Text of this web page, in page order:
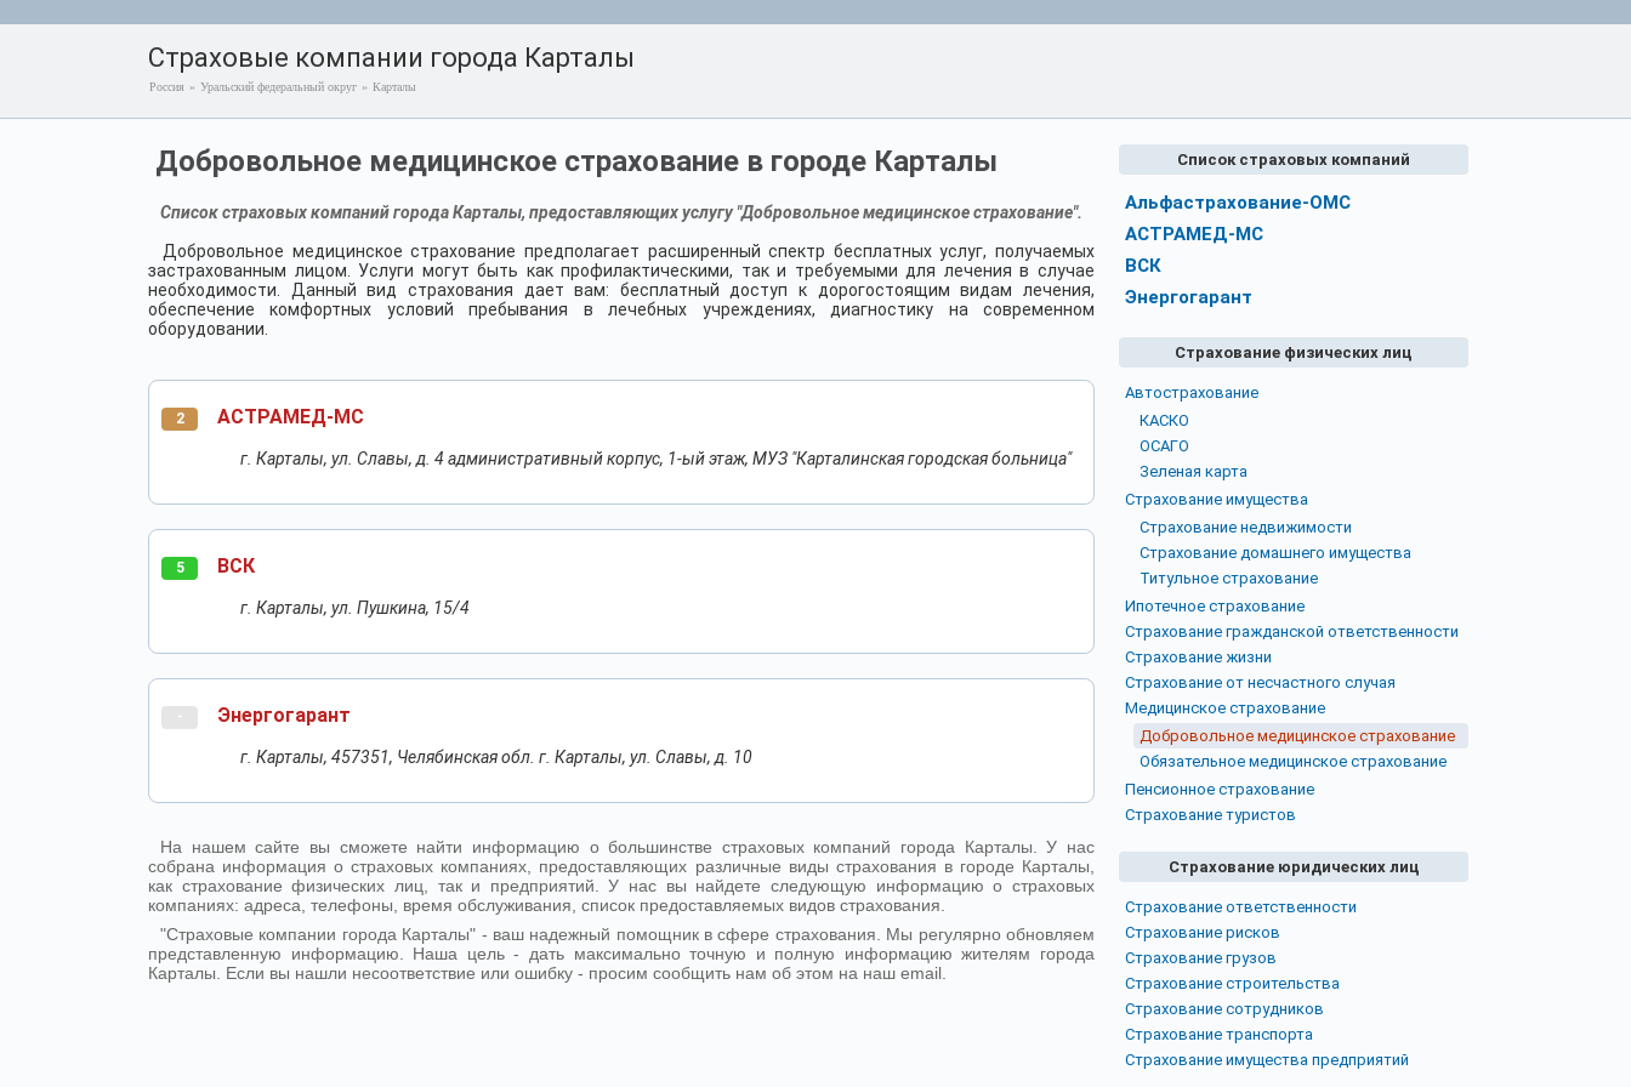
Страховые компании города Карталы
Россия » Уральский федеральный округ » Карталы
Добровольное медицинское страхование в городе Карталы
Список страховых компаний города Карталы, предоставляющих услугу "Добровольное медицинское страхование".
Добровольное медицинское страхование предполагает расширенный спектр бесплатных услуг, получаемых
застрахованным лицом. Услуги могут быть как профилактическими, так и требуемыми для лечения в случае
необходимости. Данный вид страхования дает вам: бесплатный доступ к дорогостоящим видам лечения,
обеспечение комфортных условий пребывания в лечебных учреждениях, диагностику на современном
оборудовании.
2 АСТРАМЕД-МС
г. Карталы, ул. Славы, д. 4 административный корпус, 1-ый этаж, МУЗ "Карталинская городская больница"
5 ВСК
г. Карталы, ул. Пушкина, 15/4
- Энергогарант
г. Карталы, 457351, Челябинская обл. г. Карталы, ул. Славы, д. 10
На нашем сайте вы сможете найти информацию о большинстве страховых компаний города Карталы. У нас
собрана информация о страховых компаниях, предоставляющих различные виды страхования в городе Карталы,
как страхование физических лиц, так и предприятий. У нас вы найдете следующую информацию о страховых
компаниях: адреса, телефоны, время обслуживания, список предоставляемых видов страхования.
"Страховые компании города Карталы" - ваш надежный помощник в сфере страхования. Мы регулярно обновляем
представленную информацию. Наша цель - дать максимально точную и полную информацию жителям города
Карталы. Если вы нашли несоответствие или ошибку - просим сообщить нам об этом на наш email.
Список страховых компаний
Альфастрахование-ОМС
АСТРАМЕД-МС
ВСК
Энергогарант
Страхование физических лиц
Автострахование
КАСКО
ОСАГО
Зеленая карта
Страхование имущества
Страхование недвижимости
Страхование домашнего имущества
Титульное страхование
Ипотечное страхование
Страхование гражданской ответственности
Страхование жизни
Страхование от несчастного случая
Медицинское страхование
Добровольное медицинское страхование
Обязательное медицинское страхование
Пенсионное страхование
Страхование туристов
Страхование юридических лиц
Страхование ответственности
Страхование рисков
Страхование грузов
Страхование строительства
Страхование сотрудников
Страхование транспорта
Страхование имущества предприятий